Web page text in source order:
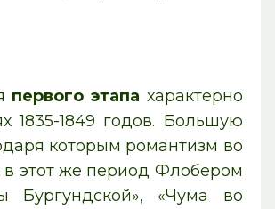
первого этапа характерно
1835-1849 годов. Большую
которым романтизм во
этот же период Флобером
Бургундской», «Чума во